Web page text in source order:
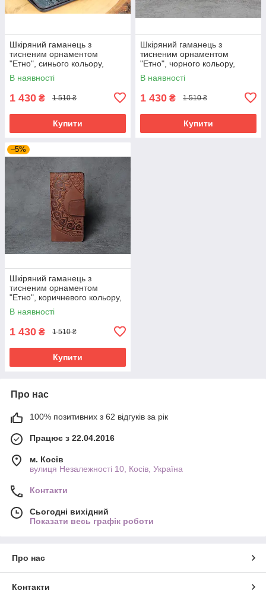
Шкіряний гаманець з
тисненим орнаментом
"Етно", синього кольору,
ручна робота, 21х11 см
В наявності
1 430 ₴ 1 510 ₴
Купити
Шкіряний гаманець з
тисненим орнаментом
"Етно", чорного кольору,
ручна робота, 21х11 см
В наявності
1 430 ₴ 1 510 ₴
Купити
–5%
Шкіряний гаманець з
тисненим орнаментом
"Етно", коричневого кольору,
ручна робота, 21х11 см
В наявності
1 430 ₴ 1 510 ₴
Купити
Про нас
100% позитивних з 62 відгуків за рік
Працює з 22.04.2016
м. Косів
вулиця Незалежності 10, Косів, Україна
Контакти
Сьогодні вихідний
Показати весь графік роботи
Про нас
Контакти